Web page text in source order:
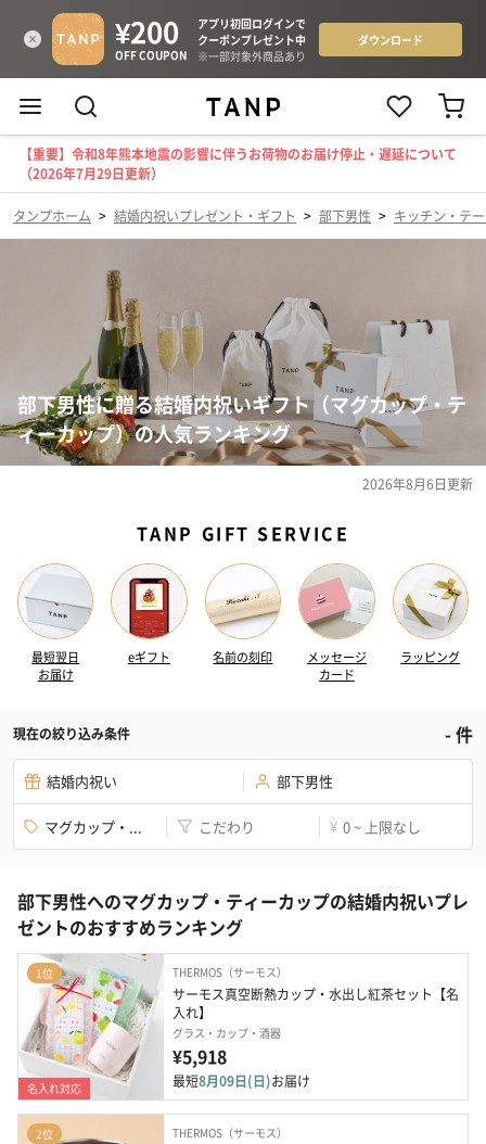
【重要】令和8年熊本地震の影響に伴うお荷物のお届け停止・遅延について
（2026年7月29日更新）
タンプホーム > 結婚内祝いプレゼント・ギフト > 部下男性 > キッチン・テ
部下男性に贈る結婚内祝いギフト（マグカップ・テ
ィーカップ）の人気ランキング
2026年8月6日更新
TANP GIFT SERVICE
最短翌日
お届け
eギフト 名前の刻印
メッセージ
カード
ラッピング
現在の絞り込み条件 -件
結婚内祝い 部下男性
マグカップ・... こだわり ¥ 0 ~ 上限なし
部下男性へのマグカップ・ティーカップの結婚内祝いプレ
ゼントのおすすめランキング
1位
名入れ対応
THERMOS（サーモス）
サーモス真空断熱カップ・水出し紅茶セット【名
入れ】
グラス・カップ・酒器
¥5,918
最短8月09日(日)お届け
2位 THERMOS（サーモス）